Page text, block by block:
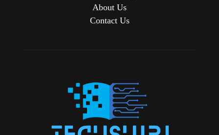
About Us
Contact Us